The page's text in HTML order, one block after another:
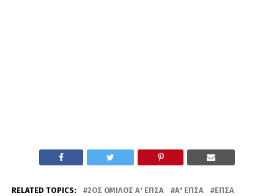
RELATED TOPICS: 2ΟΣ ΌΜΙΛΟΣ Α' ΕΠΣΑ Α' ΕΠΣΑ ΕΠΣΑ